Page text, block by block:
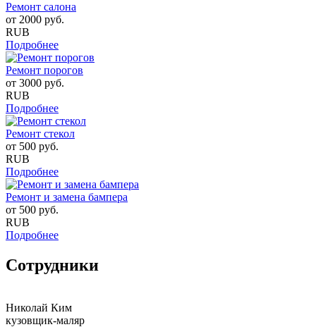
Ремонт салона
от 2000 руб.
RUB
Подробнее
Ремонт порогов
от 3000 руб.
RUB
Подробнее
Ремонт стекол
от 500 руб.
RUB
Подробнее
Ремонт и замена бампера
от 500 руб.
RUB
Подробнее
Сотрудники
Николай Ким
кузовщик-маляр